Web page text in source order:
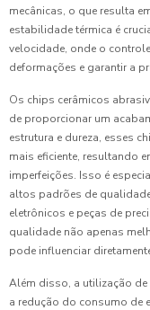
mecânicas, o que resulta
estabilidade térmica é
velocidade, onde o
deformações e garantir a
Os chips cerâmicos
de proporcionar um
estrutura e dureza, esses
mais eficiente, resultando
imperfeições. Isso é
altos padrões de
eletrônicos e peças de
qualidade não apenas
pode influenciar
Além disso, a utilização
a redução do consumo de